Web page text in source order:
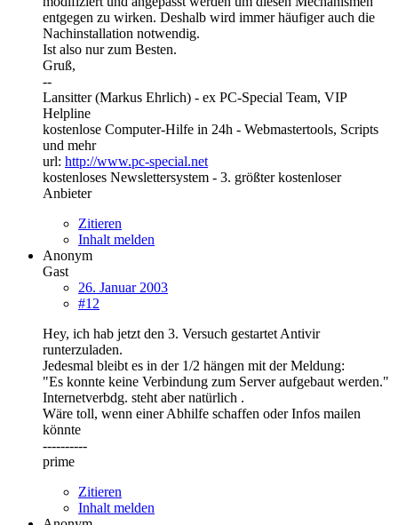
entgegen zu wirken. Deshalb wird immer häufiger auch die
Nachinstallation notwendig.
Ist also nur zum Besten.
Gruß,
--
Lansitter (Markus Ehrlich) - ex PC-Special Team, VIP
Helpline
kostenlose Computer-Hilfe in 24h - Webmastertools, Scripts
und mehr
url: http://www.pc-special.net
kostenloses Newslettersystem - 3. größter kostenloser
Anbieter
Zitieren
Inhalt melden
Anonym
Gast
26. Januar 2003
#12
Hey, ich hab jetzt den 3. Versuch gestartet Antivir
runterzuladen.
Jedesmal bleibt es in der 1/2 hängen mit der Meldung:
"Es konnte keine Verbindung zum Server aufgebaut werden."
Internetverbdg. steht aber natürlich .
Wäre toll, wenn einer Abhilfe schaffen oder Infos mailen
könnte
----------
prime
Zitieren
Inhalt melden